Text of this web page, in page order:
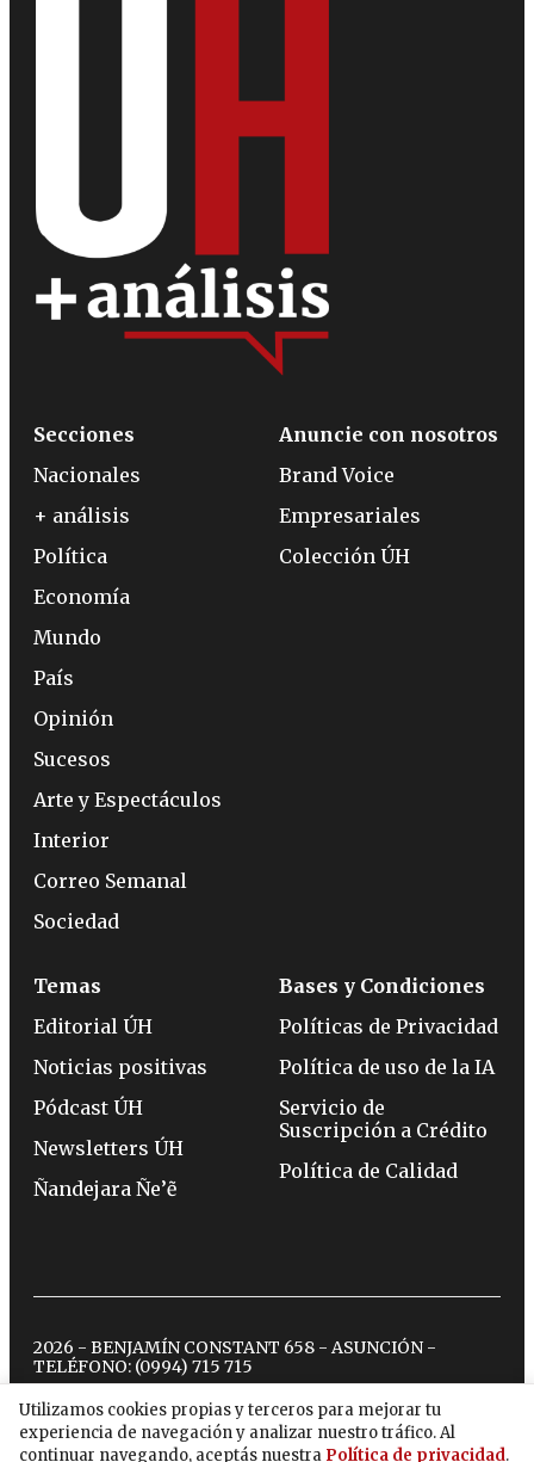
Utilizamos cookies propias y terceros para mejorar tu
experiencia de navegación y analizar nuestro tráfico. Al
continuar navegando, aceptás nuestra Política de privacidad.
Secciones
Nacionales
+ análisis
Política
Economía
Mundo
País
Opinión
Sucesos
Arte y Espectáculos
Interior
Correo Semanal
Sociedad
Anuncie con nosotros
Brand Voice
Empresariales
Colección ÚH
Temas
Editorial ÚH
Noticias positivas
Pódcast ÚH
Newsletters ÚH
Ñandejara Ñe’ẽ
Bases y Condiciones
Políticas de Privacidad
Política de uso de la IA
Servicio de
Suscripción a Crédito
Política de Calidad
2026 - BENJAMÍN CONSTANT 658 - ASUNCIÓN -
TELÉFONO: (0994) 715 715
twitterinstagram
facebook
tiktokyoutubespotify